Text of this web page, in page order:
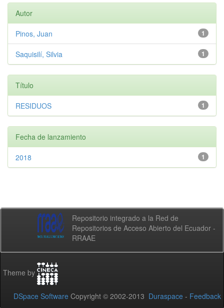
Autor
1
Pinos, Juan
1
Saquisilí, Silvia
Título
1
RESIDUOS
Fecha de lanzamiento
1
2018
Repositorio integrado a la Red de
Repositorios de Acceso Abierto del Ecuador -
RRAAE
Theme by
DSpace Software Copyright © 2002-2013 Duraspace - Feedback